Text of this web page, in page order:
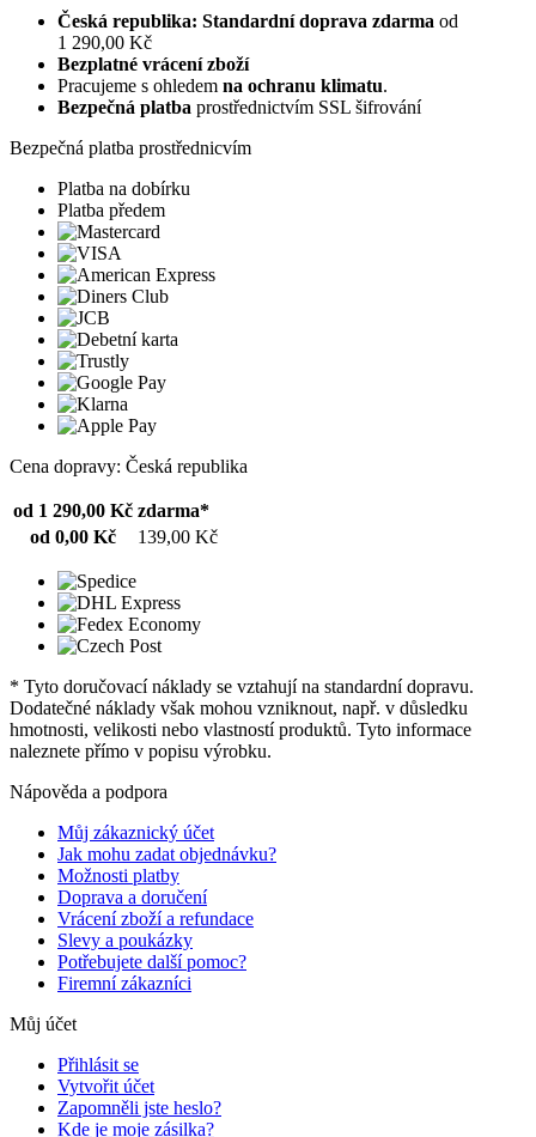
Česká republika: Standardní doprava zdarma od
1 290,00 Kč
Bezplatné vrácení zboží
Pracujeme s ohledem na ochranu klimatu.
Bezpečná platba prostřednictvím SSL šifrování
Bezpečná platba prostřednicvím
Platba na dobírku
Platba předem
Cena dopravy: Česká republika
od 1 290,00 Kč zdarma*
od 0,00 Kč
139,00 Kč
* Tyto doručovací náklady se vztahují na standardní dopravu.
Dodatečné náklady však mohou vzniknout, např. v důsledku
hmotnosti, velikosti nebo vlastností produktů. Tyto informace
naleznete přímo v popisu výrobku.
Nápověda a podpora
Můj zákaznický účet
Jak mohu zadat objednávku?
Možnosti platby
Doprava a doručení
Vrácení zboží a refundace
Slevy a poukázky
Potřebujete další pomoc?
Firemní zákazníci
Můj účet
Přihlásit se
Vytvořit účet
Zapomněli jste heslo?
Kde je moje zásilka?